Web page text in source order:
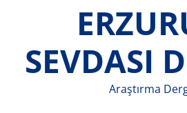
SEVDASI
Araştırma